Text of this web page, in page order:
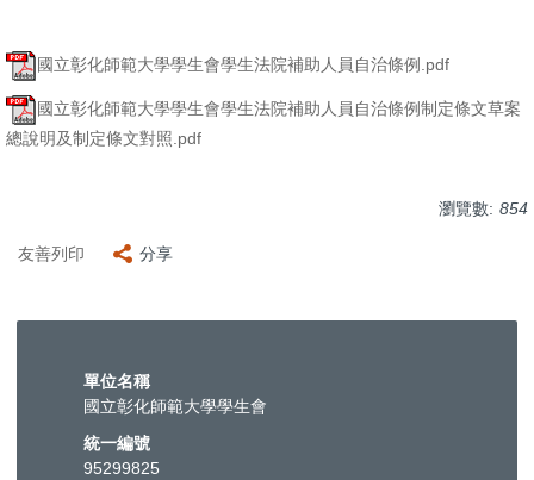
國立彰化師範大學學生會學生法院補助人員自治條例.pdf
國立彰化師範大學學生會學生法院補助人員自治條例制定條文草案
總說明及制定條文對照.pdf
瀏覽數: 854
友善列印 分享
單位名稱
國立彰化師範大學學生會
統一編號
95299825